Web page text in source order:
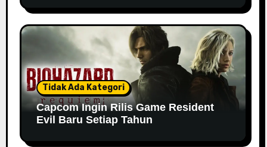
Tidak Ada Kategori
Capcom Ingin Rilis Game Resident
Evil Baru Setiap Tahun